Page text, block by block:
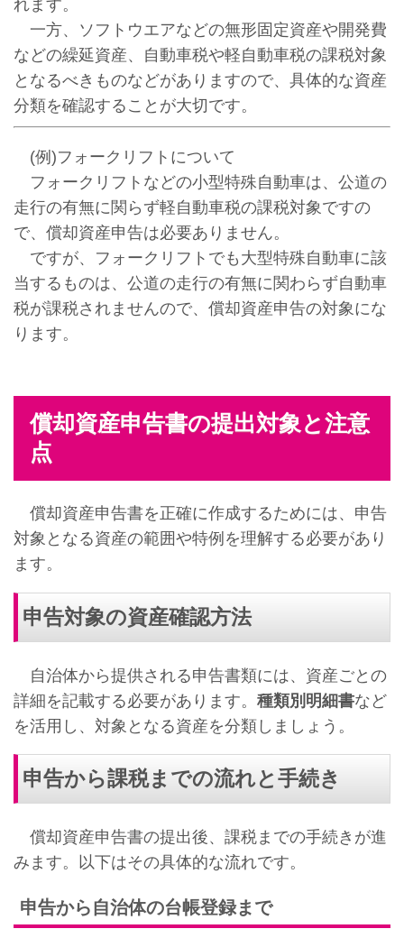
れます。
一方、ソフトウエアなどの無形固定資産や開発費
などの繰延資産、自動車税や軽自動車税の課税対象
となるべきものなどがありますので、具体的な資産
分類を確認することが大切です。
(例)フォークリフトについて
フォークリフトなどの小型特殊自動車は、公道の
走行の有無に関らず軽自動車税の課税対象ですの
で、償却資産申告は必要ありません。
ですが、フォークリフトでも大型特殊自動車に該
当するものは、公道の走行の有無に関わらず自動車
税が課税されませんので、償却資産申告の対象にな
ります。
償却資産申告書の提出対象と注意
点
償却資産申告書を正確に作成するためには、申告
対象となる資産の範囲や特例を理解する必要があり
ます。
申告対象の資産確認方法
自治体から提供される申告書類には、資産ごとの
詳細を記載する必要があります。 種類別明細書など
を活用し、対象となる資産を分類しましょう。
申告から課税までの流れと手続き
償却資産申告書の提出後、課税までの手続きが進
みます。以下はその具体的な流れです。
申告から自治体の台帳登録まで